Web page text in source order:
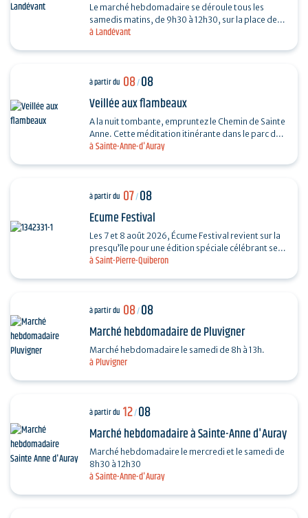
à Landévant
Le marché hebdomadaire se déroule tous les
samedis matins, de 9h30 à 12h30, sur la place de
l'Église (côté parking).
à Sainte-Anne-d'Auray
à partir du 08/08
Veillée aux flambeaux
A la nuit tombante, empruntez le Chemin de Sainte
Anne. Cette méditation itinérante dans le parc du
sanctuaire permet d’arpenter la vie et le
à Saint-Pierre-Quiberon
à partir du 07/08
Ecume Festival
Les 7 et 8 août 2026, Écume Festival revient sur la
presqu’île pour une édition spéciale célébrant ses
5 ans. En seulement quelques années,…
à Pluvigner
à partir du 08/08
Marché hebdomadaire de Pluvigner
Marché hebdomadaire le samedi de 8h à 13h.
à Sainte-Anne-d'Auray
à partir du 12/08
Marché hebdomadaire à Sainte-Anne d'Auray
Marché hebdomadaire le mercredi et le samedi de
8h30 à 12h30